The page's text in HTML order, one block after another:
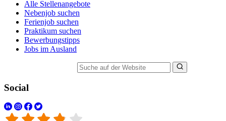
Alle Stellenangebote
Nebenjob suchen
Ferienjob suchen
Praktikum suchen
Bewerbungstipps
Jobs im Ausland
Social